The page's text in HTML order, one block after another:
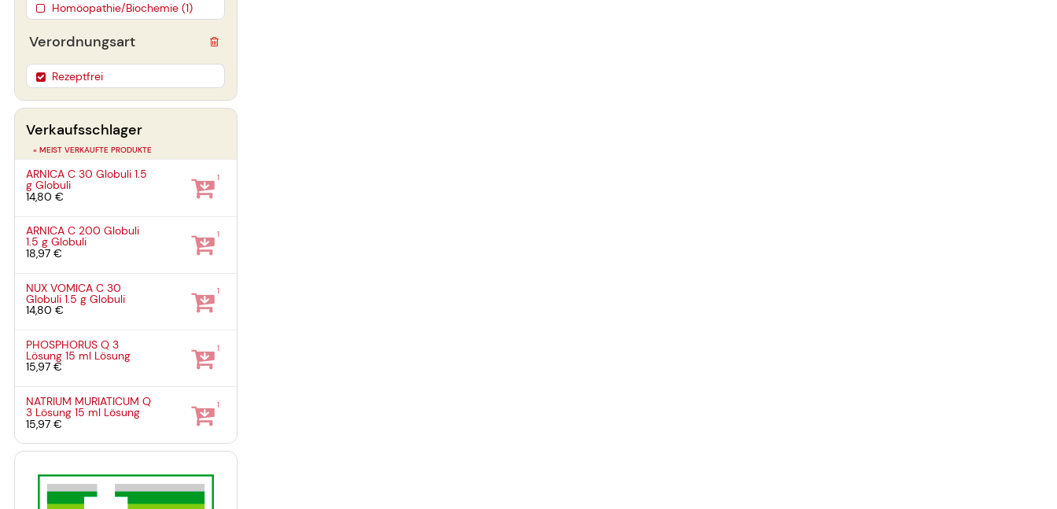
Homöopathie/Biochemie (1)
Verordnungsart
Rezeptfrei
Verkaufsschlager
» MEIST VERKAUFTE PRODUKTE
ARNICA C 30 Globuli1.5
gGlobuli
14,80 €
1
ARNICA C 200 Globuli
1.5 gGlobuli
18,97 €
1
NUX VOMICA C 30
Globuli1.5 gGlobuli
14,80 €
1
PHOSPHORUS Q 3
Lösung15 ml Lösung
15,97 €
1
NATRIUM MURIATICUM Q
3 Lösung15 ml Lösung
15,97 €
1